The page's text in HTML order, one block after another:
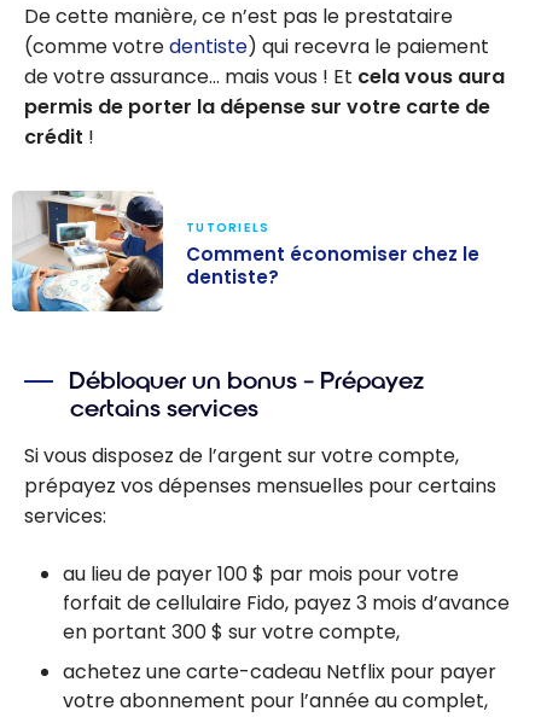
De cette manière, ce n’est pas le prestataire
(comme votredentiste) qui recevra le paiement
de votre assurance… mais vous ! Et cela vous aura
permis de porter la dépense sur votre carte de
crédit !
chez le
dentiste?
TUTORIELS
Comment économiser chez le
dentiste?
Débloquer un bonus – Prépayez
certains services
Si vous disposez de l’argent sur votre compte,
prépayez vos dépenses mensuelles pour certains
services:
au lieu de payer 100 $ par mois pour votre
forfait de cellulaire Fido, payez 3 mois d’avance
en portant 300 $ sur votre compte,
achetez une carte-cadeau Netflix pour payer
votre abonnement pour l’année au complet,